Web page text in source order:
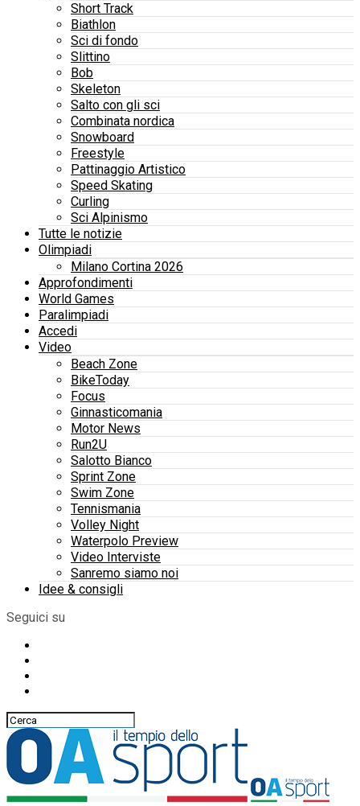
Short Track
Biathlon
Sci di fondo
Slittino
Bob
Skeleton
Salto con gli sci
Combinata nordica
Snowboard
Freestyle
Pattinaggio Artistico
Speed Skating
Curling
Sci Alpinismo
Tutte le notizie
Olimpiadi
Milano Cortina 2026
Approfondimenti
World Games
Paralimpiadi
Accedi
Video
Beach Zone
BikeToday
Focus
Ginnasticomania
Motor News
Run2U
Salotto Bianco
Sprint Zone
Swim Zone
Tennismania
Volley Night
Waterpolo Preview
Video Interviste
Sanremo siamo noi
Idee & consigli
Seguici su